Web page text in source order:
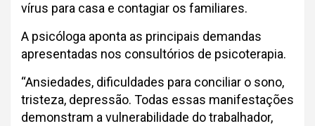
vírus para casa e contagiar os familiares.
A psicóloga aponta as principais demandas
apresentadas nos consultórios de psicoterapia.
“Ansiedades, dificuldades para conciliar o sono,
tristeza, depressão. Todas essas manifestações
demonstram a vulnerabilidade do trabalhador,